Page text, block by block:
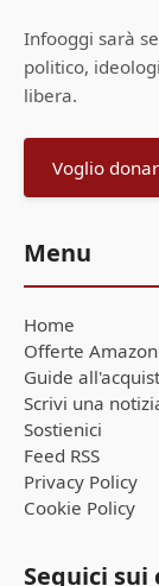
Infooggi sarà
politico,
libera.
Voglio
Menu
Home
Offerte Amazon
Guide
Scrivi una
Sostienici
Feed RSS
Privacy Policy
Cookie Policy
Seguici sui